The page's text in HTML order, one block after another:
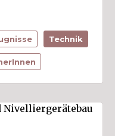
Technik